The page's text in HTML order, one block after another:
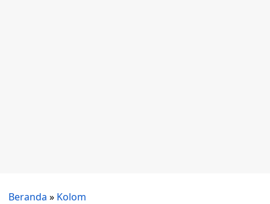
Beranda » Kolom